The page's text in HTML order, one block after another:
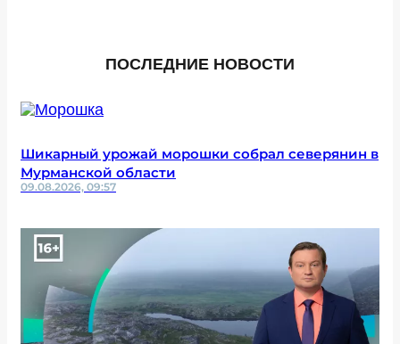
ПОСЛЕДНИЕ НОВОСТИ
Шикарный урожай морошки собрал северянин в
Мурманской области
09.08.2026, 09:57